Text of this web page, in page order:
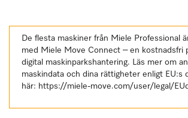
De flesta maskiner från Miele Professional
med Miele Move Connect – en kostnadsfri
digital maskinparkshantering. Läs mer om
maskindata och dina rättigheter enligt EU:s
här: https://miele-move.com/user/legal/